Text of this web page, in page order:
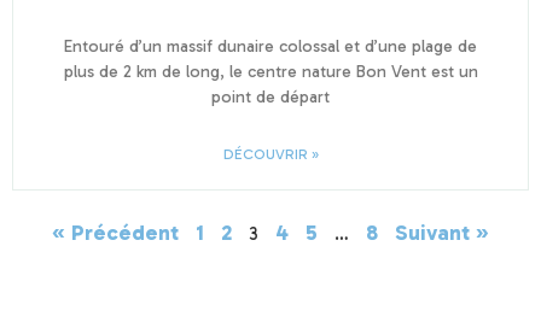
Entouré d’un massif dunaire colossal et d’une plage de
plus de 2 km de long, le centre nature Bon Vent est un
point de départ
DÉCOUVRIR »
« Précédent 1 2 3 4 5 … 8 Suivant »